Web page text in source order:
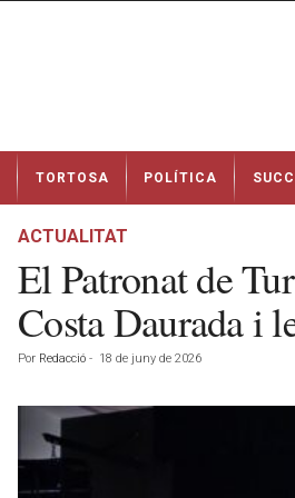
t
TORTOSA POLÍTICA
ACTUALITAT
El Patronat de
Costa Daurada i
Por Redacció - 18 de juny de 2026